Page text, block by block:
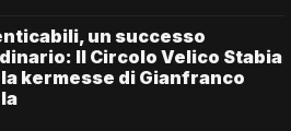
un successo
Il Circolo Velico Stabia
kermesse di Gianfranco